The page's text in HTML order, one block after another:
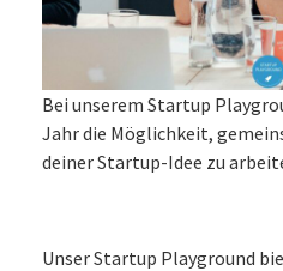
Bei unserem Startup
Jahr die Möglichkeit,
deiner Startup-Idee zu
Unser Startup Playground